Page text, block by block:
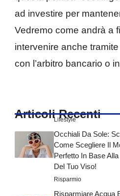
ad investire per
Vedremo come andrà a
intervenire anche
con l’arbitro bancario o
Articoli Recenti
Lifestyle
Occhiali Da Sole:
Come Scegliere Il
Perfetto In Base
Del Tuo Viso!
Risparmio
Risparmiare Acqua